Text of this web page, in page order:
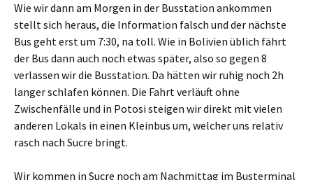
Wie wir dann am Morgen in der Busstation ankommen
stellt sich heraus, die Information falsch und der nächste
Bus geht erst um 7:30, na toll. Wie in Bolivien üblich fährt
der Bus dann auch noch etwas später, also so gegen 8
verlassen wir die Busstation. Da hätten wir ruhig noch 2h
langer schlafen können. Die Fahrt verläuft ohne
Zwischenfälle und in Potosi steigen wir direkt mit vielen
anderen Lokals in einen Kleinbus um, welcher uns relativ
rasch nach Sucre bringt.
Wir kommen in Sucre noch am Nachmittag im Busterminal